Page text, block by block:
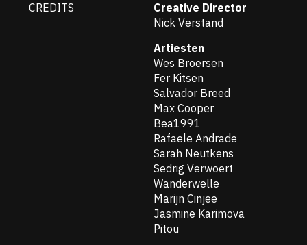
CREDITS
Creative Director
Nick Verstand
Artiesten
Wes Broersen
Fer Kitsen
Salvador Breed
Max Cooper
Bea1991
Rafaele Andrade
Sarah Neutkens
Sedrig Verwoert
Wanderwelle
Marijn Cinjee
Jasmine Karimova
Pitou